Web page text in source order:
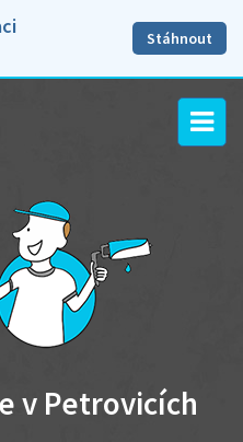
Stáhnout
v Petrovicích